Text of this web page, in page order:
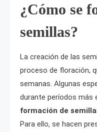
¿Cómo se
semillas?
La creación de las
proceso de floración,
semanas. Algunas
durante períodos más
formación de
Para ello, se hacen